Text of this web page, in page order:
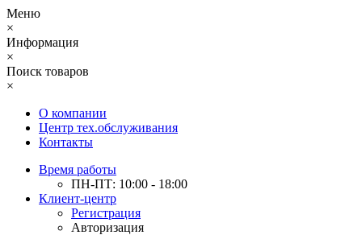
Меню
×
Информация
×
Поиск товаров
×
О компании
Центр тех.обслуживания
Контакты
Время работы
ПН-ПТ: 10:00 - 18:00
Клиент-центр
Регистрация
Авторизация